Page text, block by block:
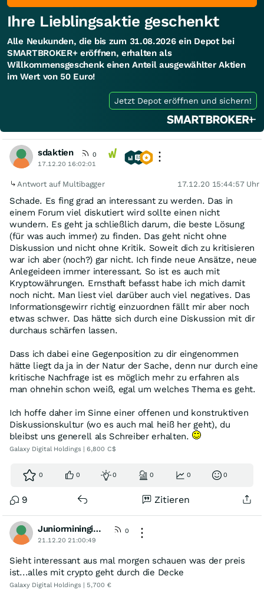
Ihre Lieblingsaktie geschenkt
Alle Neukunden, die bis zum 31.08.2026 ein Depot bei
SMARTBROKER+ eröffnen, erhalten als
Willkommensgeschenk einen Anteil ausgewählter Aktien
im Wert von 50 Euro!
Jetzt Depot eröffnen und sichern!
sdaktien
0
17.12.20 16:02:01
Antwort auf Multibagger 17.12.20 15:44:57 Uhr
Schade. Es fing grad an interessant zu werden. Das in
einem Forum viel diskutiert wird sollte einen nicht
wundern. Es geht ja schließlich darum, die beste Lösung
(für was auch immer) zu finden. Das geht nicht ohne
Diskussion und nicht ohne Kritik. Soweit dich zu kritisieren
war ich aber (noch?) gar nicht. Ich finde neue Ansätze, neue
Anlegeideen immer interessant. So ist es auch mit
Kryptowährungen. Ernsthaft befasst habe ich mich damit
noch nicht. Man liest viel darüber auch viel negatives. Das
Informationsgewirr richtig einzuordnen fällt mir aber noch
etwas schwer. Das hätte sich durch eine Diskussion mit dir
durchaus schärfen lassen.
Dass ich dabei eine Gegenposition zu dir eingenommen
hätte liegt da ja in der Natur der Sache, denn nur durch eine
kritische Nachfrage ist es möglich mehr zu erfahren als
man ohnehin schon weiß, egal um welches Thema es geht.
Ich hoffe daher im Sinne einer offenen und konstruktiven
Diskussionskultur (wo es auch mal heiß her geht), du
bleibst uns generell als Schreiber erhalten.
Galaxy Digital Holdings | 6,800 C$
0 0 0 0 0 0
9 Zitieren
Juniormininginvestor
0
21.12.20 21:00:49
Sieht interessant aus mal morgen schauen was der preis
ist...alles mit crypto geht durch die Decke
Galaxy Digital Holdings | 5,700 €